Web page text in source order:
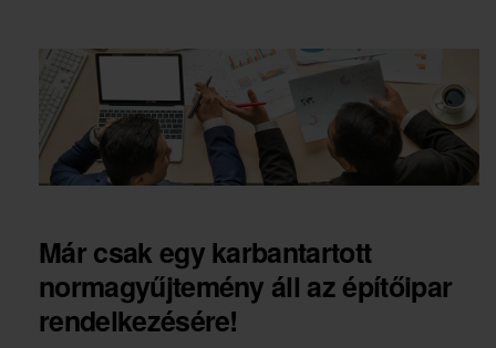
Már csak egy karbantartott
normagyűjtemény áll az építőipar
rendelkezésére!